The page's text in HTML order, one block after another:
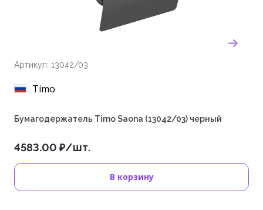
Артикул: 13042/03
Timo
Бумагодержатель Timo Saona (13042/03) черный
4583.00 ₽/шт.
В корзину